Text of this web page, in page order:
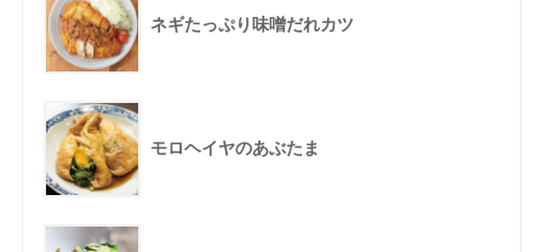
ネギたっぷり味噌だれカツ
モロヘイヤのあぶたま